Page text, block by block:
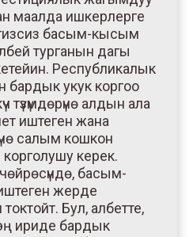
маалда ишкерлерге
басым-кысым
турганын дагы
Республикалык
бардык укук коргоо
түзүмдөрүнө алдын ала
иштеген жана
салым кошкон
корголушу керек.
басым-
жерде
Бул, албетте,
ириде бардык